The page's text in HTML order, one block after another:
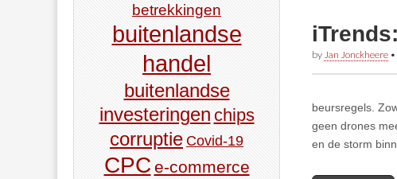
by Jan Jonckheere •
beursregels.
geen drones
en de storm
betrekkingen
buitenlandse
handel
buitenlandse
investeringen chips
corruptie Covid-19
CPC e-commerce